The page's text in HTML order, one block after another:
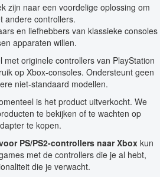
zijn naar een voordelige oplossing om
andere controllers.
en liefhebbers van klassieke consoles
apparaten willen.
met originele controllers van PlayStation
op Xbox-consoles. Ondersteunt geen
niet-standaard modellen.
is het product uitverkocht. We
te bekijken of te wachten op
te kopen.
PS/PS2-controllers naar Xbox kun
met de controllers die je al hebt,
die je verwacht.